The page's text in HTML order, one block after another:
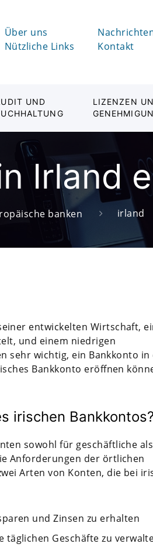
Über uns
Nützliche Links
Kontakt
UND
LIZENZEN
Irland
banken irland
entwickelten Wirtschaft,
und einem niedrigen
sehr wichtig, ein Bankkonto in
Bankkonto eröffnen
irischen Bankkontos?
sowohl für geschäftliche
Anforderungen der örtlichen
Arten von Konten, die bei
und Zinsen zu erhalten
Geschäfte zu